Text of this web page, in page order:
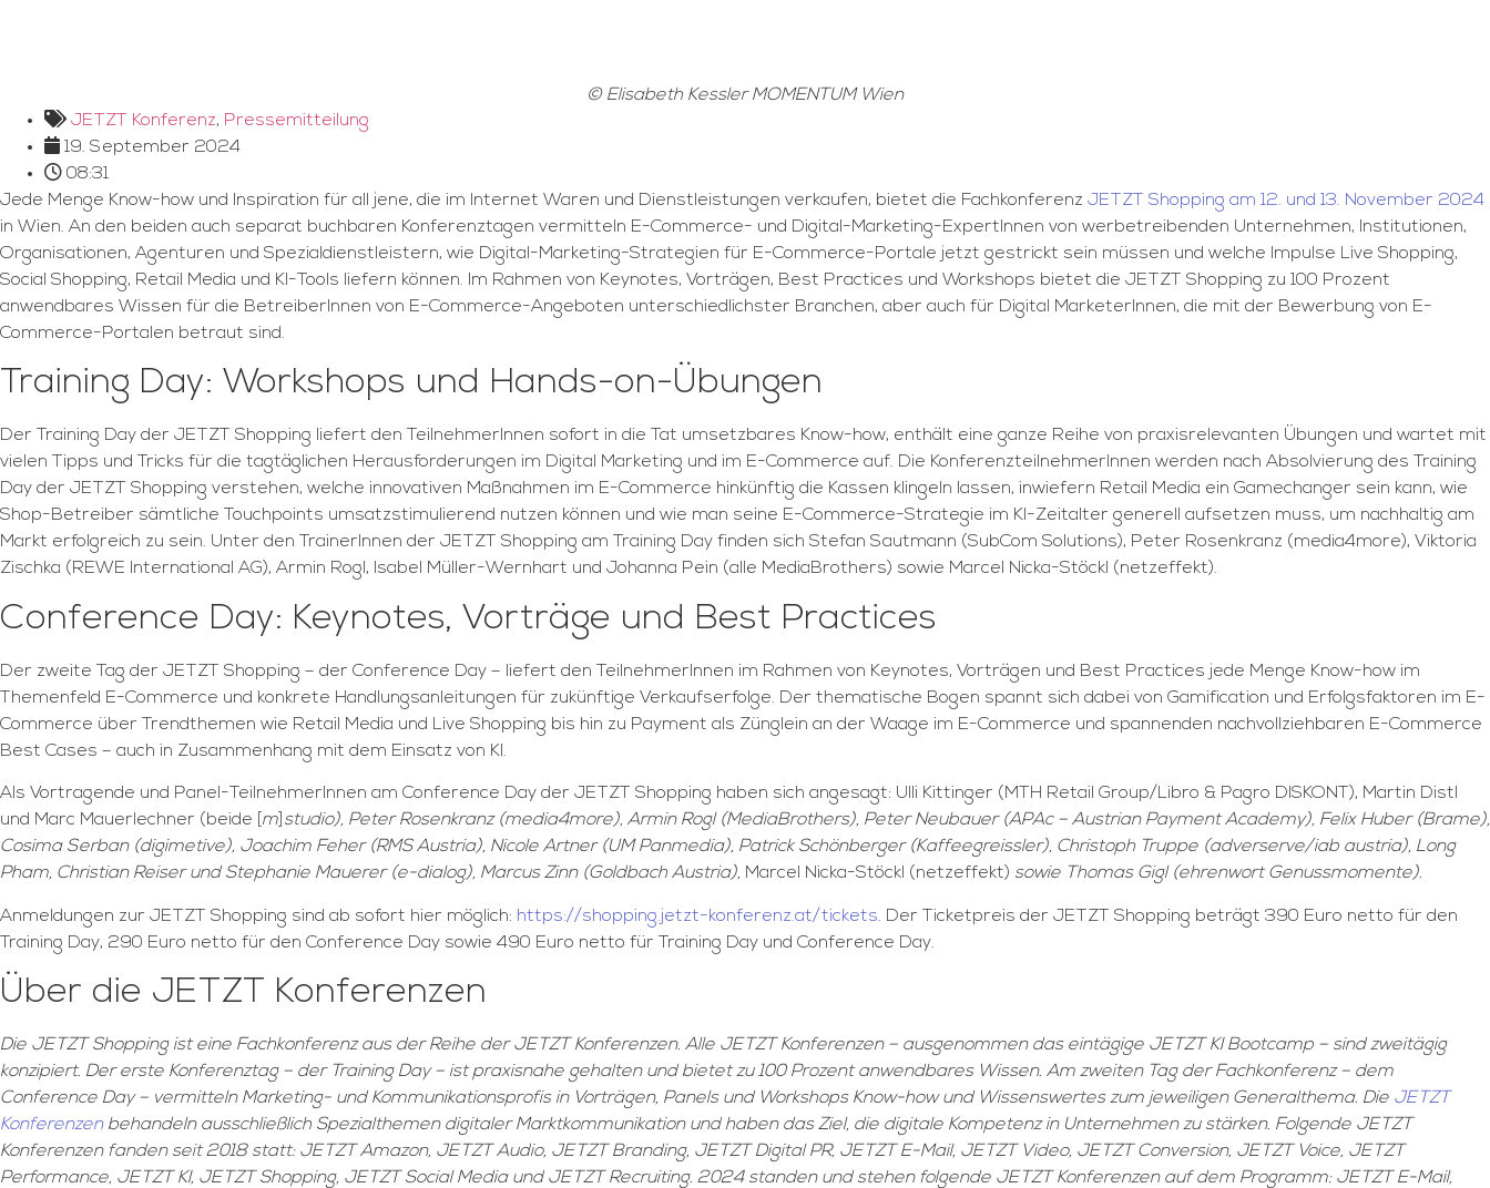
© Elisabeth Kessler MOMENTUM Wien
JETZT Konferenz, Pressemitteilung
19. September 2024
08:31
Jede Menge Know-how und Inspiration für all jene, die im Internet Waren und Dienstleistungen verkaufen, bietet die Fachkonferenz JETZT Shopping am 12. und 13. November 2024
in Wien. An den beiden auch separat buchbaren Konferenztagen vermitteln E-Commerce- und Digital-Marketing-ExpertInnen von werbetreibenden Unternehmen, Institutionen,
Organisationen, Agenturen und Spezialdienstleistern, wie Digital-Marketing-Strategien für E-Commerce-Portale jetzt gestrickt sein müssen und welche Impulse Live Shopping,
Social Shopping, Retail Media und KI-Tools liefern können. Im Rahmen von Keynotes, Vorträgen, Best Practices und Workshops bietet die JETZT Shopping zu 100 Prozent
anwendbares Wissen für die BetreiberInnen von E-Commerce-Angeboten unterschiedlichster Branchen, aber auch für Digital MarketerInnen, die mit der Bewerbung von E-
Commerce-Portalen betraut sind.
Training Day: Workshops und Hands-on-Übungen
Der Training Day der JETZT Shopping liefert den TeilnehmerInnen sofort in die Tat umsetzbares Know-how, enthält eine ganze Reihe von praxisrelevanten Übungen und wartet mit
vielen Tipps und Tricks für die tagtäglichen Herausforderungen im Digital Marketing und im E-Commerce auf. Die KonferenzteilnehmerInnen werden nach Absolvierung des Training
Day der JETZT Shopping verstehen, welche innovativen Maßnahmen im E-Commerce hinkünftig die Kassen klingeln lassen, inwiefern Retail Media ein Gamechanger sein kann, wie
Shop-Betreiber sämtliche Touchpoints umsatzstimulierend nutzen können und wie man seine E-Commerce-Strategie im KI-Zeitalter generell aufsetzen muss, um nachhaltig am
Markt erfolgreich zu sein. Unter den TrainerInnen der JETZT Shopping am Training Day finden sich Stefan Sautmann (SubCom Solutions), Peter Rosenkranz (media4more), Viktoria
Zischka (REWE International AG), Armin Rogl, Isabel Müller-Wernhart und Johanna Pein (alle MediaBrothers) sowie Marcel Nicka-Stöckl (netzeffekt).
Conference Day: Keynotes, Vorträge und Best Practices
Der zweite Tag der JETZT Shopping – der Conference Day – liefert den TeilnehmerInnen im Rahmen von Keynotes, Vorträgen und Best Practices jede Menge Know-how im
Themenfeld E-Commerce und konkrete Handlungsanleitungen für zukünftige Verkaufserfolge. Der thematische Bogen spannt sich dabei von Gamification und Erfolgsfaktoren im E-
Commerce über Trendthemen wie Retail Media und Live Shopping bis hin zu Payment als Zünglein an der Waage im E-Commerce und spannenden nachvollziehbaren E-Commerce
Best Cases – auch in Zusammenhang mit dem Einsatz von KI.
Als Vortragende und Panel-TeilnehmerInnen am Conference Day der JETZT Shopping haben sich angesagt: Ulli Kittinger (MTH Retail Group/Libro & Pagro DISKONT), Martin Distl
und Marc Mauerlechner (beide [ m studio), Peter Rosenkranz (media4more), Armin Rogl (MediaBrothers), Peter Neubauer (APAc – Austrian Payment Academy), Felix Huber (Brame),
Cosima Serban (digimetive), Joachim Feher (RMS Austria), Nicole Artner (UM Panmedia), Patrick Schönberger (Kaffeegreissler), Christoph Truppe (adverserve/iab austria), Long
Pham, Christian Reiser und Stephanie Mauerer (e-dialog), Marcus Zinn (Goldbach Austria), Marcel Nicka-Stöckl (netzeffekt) sowie Thomas Gigl (ehrenwort Genussmomente).
Anmeldungen zur JETZT Shopping sind ab sofort hier möglich: https://shopping.jetzt-konferenz.at/tickets. Der Ticketpreis der JETZT Shopping beträgt 390 Euro netto für den
Training Day, 290 Euro netto für den Conference Day sowie 490 Euro netto für Training Day und Conference Day.
Über die JETZT Konferenzen
Die JETZT Shopping ist eine Fachkonferenz aus der Reihe der JETZT Konferenzen. Alle JETZT Konferenzen – ausgenommen das eintägige JETZT KI Bootcamp – sind zweitägig
konzipiert. Der erste Konferenztag – der Training Day – ist praxisnahe gehalten und bietet zu 100 Prozent anwendbares Wissen. Am zweiten Tag der Fachkonferenz – dem
Conference Day – vermitteln Marketing- und Kommunikationsprofis in Vorträgen, Panels und Workshops Know-how und Wissenswertes zum jeweiligen Generalthema. Die JETZT
Konferenzenbehandeln ausschließlich Spezialthemen digitaler Marktkommunikation und haben das Ziel, die digitale Kompetenz in Unternehmen zu stärken. Folgende JETZT
Konferenzen fanden seit 2018 statt: JETZT Amazon, JETZT Audio, JETZT Branding, JETZT Digital PR, JETZT E-Mail, JETZT Video, JETZT Conversion, JETZT Voice, JETZT
Performance, JETZT KI, JETZT Shopping, JETZT Social Media und JETZT Recruiting. 2024 standen und stehen folgende JETZT Konferenzen auf dem Programm: JETZT E-Mail,